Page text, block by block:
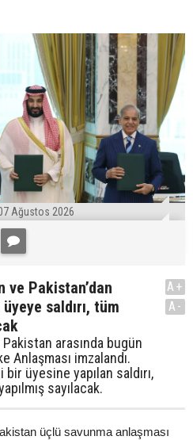
Ağustos 2026
ve Pakistan’dan
saldırı, tüm
arasında bugün
Anlaşması imzalandı.
üyesine yapılan saldırı,
sayılacak.
A+
A-
üçlü savunma anlaşması